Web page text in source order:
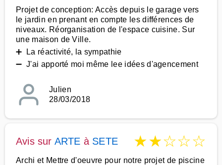
Projet de conception: Accès depuis le garage vers
le jardin en prenant en compte les différences de
niveaux. Réorganisation de l'espace cuisine. Sur
une maison de Ville.
➕ La réactivité, la sympathie
➖ J'ai apporté moi même lee idées d'agencement
Julien
28/03/2018
Avis sur ARTE à SETE ★★☆☆☆
Archi et Mettre d'oeuvre pour notre projet de piscine